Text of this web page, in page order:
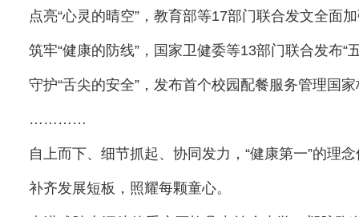
点亮“心灵的晴空”，教育部等17部门联合发文全面
筑牢“健康的防线”，国家卫健委等13部门联合发布
守护“舌尖的安全”，发布首个校园配餐服务管理国
…………
自上而下、细节抓起、协同发力，“健康第一”的理
补齐发展短板，照耀每颗童心。